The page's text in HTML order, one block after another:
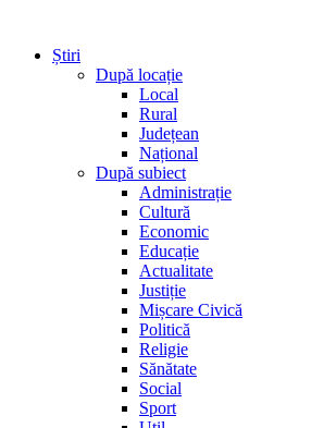
Știri
După locație
Local
Rural
Județean
Național
După subiect
Administrație
Cultură
Economic
Educație
Actualitate
Justiție
Mișcare Civică
Politică
Religie
Sănătate
Social
Sport